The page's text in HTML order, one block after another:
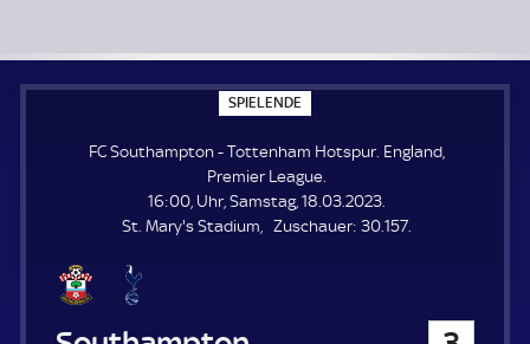
SPIELENDE
P
E
E
N
E
FC Southampton - Tottenham Hotspur. England,
Premier League.
16:00, Uhr, Samstag, 18.03.2023.
St. Mary's Stadium
Zuschauer: Z
30.157.